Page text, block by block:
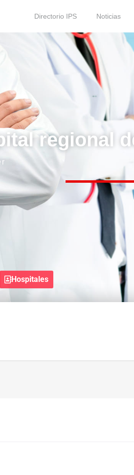
Directorio IPS Noticias
regional
Hospitales